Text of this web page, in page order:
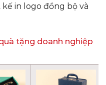
in logo đồng bộ và
tặng doanh nghiệp